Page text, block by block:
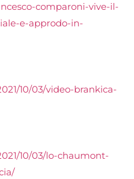
comparoni-vive-il-
e-approdo-in-
10/03/video-brankica-
10/03/lo-chaumont-